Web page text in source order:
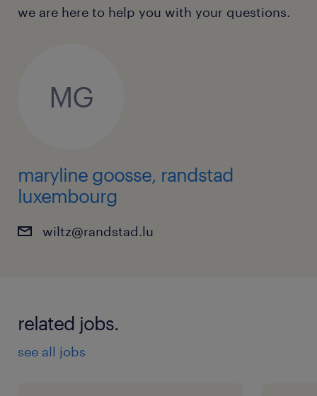
candidature sans plus attendre par mail à
questions 00352-2695281
we are here to help you with your questions.
MG
maryline goosse, randstad
luxembourg
wiltz@randstad.lu
related jobs.
see all jobs